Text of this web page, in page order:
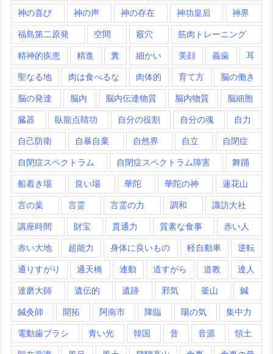
神の喜び 神の声 神の存在 神功皇后 神界
福島第二原発 空間 竅穴 筋肉トレーニング
精神的疾患 精進 糞 細かい 美顔 義歯 耳
聖なる地 肉は食べるな 肉体的 育て方 脳の働き
脳の発達 脳内 脳内伝達物質 脳内物質 脳細胞
臓器 臥龍点睛功 自分の役割 自分の魂 自力
自己防衛 自暴自棄 自然界 自立 自閉症
自閉症スペクトラム 自閉症スペクトラム障害 舞踊
船着き場 良い場 華陀 華陀の神 蓮花山
言の葉 言霊 言霊の力 調和 諏訪大社
講座時間 財宝 貫通力 質素な食事 赤い人
赤い大地 超能力 身体に良いもの 軽自動車 逆転
通りすがり 通天橋 連動 道すがら 道教 達人
達磨大師 遺伝的 遺跡 邪気 釜山 鍼
鍼灸師 開拓 阿南市 降臨 陽の気 集中力
電動歯ブラシ 青い光 韓国 音 音源 領土